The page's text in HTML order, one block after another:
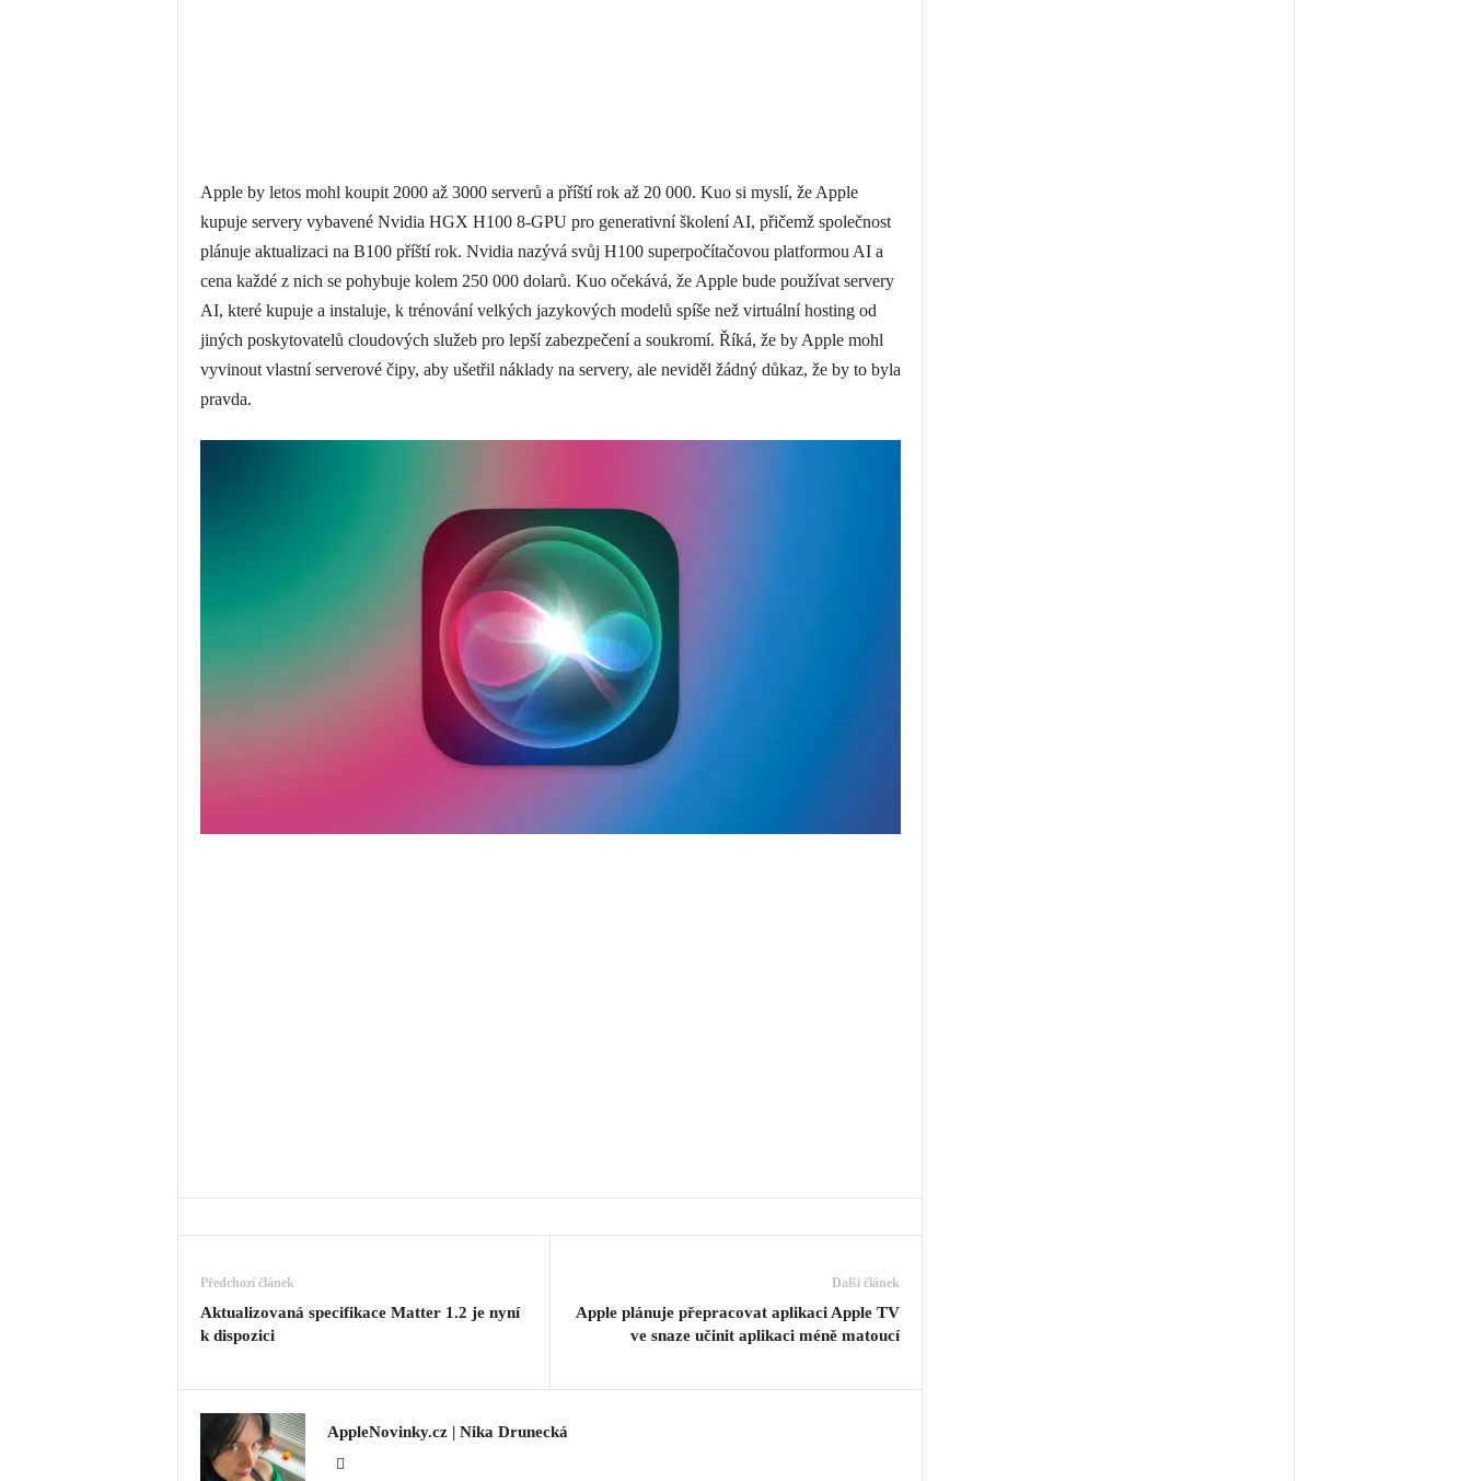
Apple by letos mohl koupit 2000 až 3000 serverů a příští rok až 20 000. Kuo si myslí, že Apple
kupuje servery vybavené Nvidia HGX H100 8-GPU pro generativní školení AI, přičemž společnost
plánuje aktualizaci na B100 příští rok. Nvidia nazývá svůj H100 superpočítačovou platformou AI a
cena každé z nich se pohybuje kolem 250 000 dolarů. Kuo očekává, že Apple bude používat servery
AI, které kupuje a instaluje, k trénování velkých jazykových modelů spíše než virtuální hosting od
jiných poskytovatelů cloudových služeb pro lepší zabezpečení a soukromí. Říká, že by Apple mohl
vyvinout vlastní serverové čipy, aby ušetřil náklady na servery, ale neviděl žádný důkaz, že by to byla
pravda.
Předchozí článek
Aktualizovaná specifikace Matter 1.2 je nyní
k dispozici
Další článek
Apple plánuje přepracovat aplikaci Apple TV
ve snaze učinit aplikaci méně matoucí
AppleNovinky.cz | Nika Drunecká